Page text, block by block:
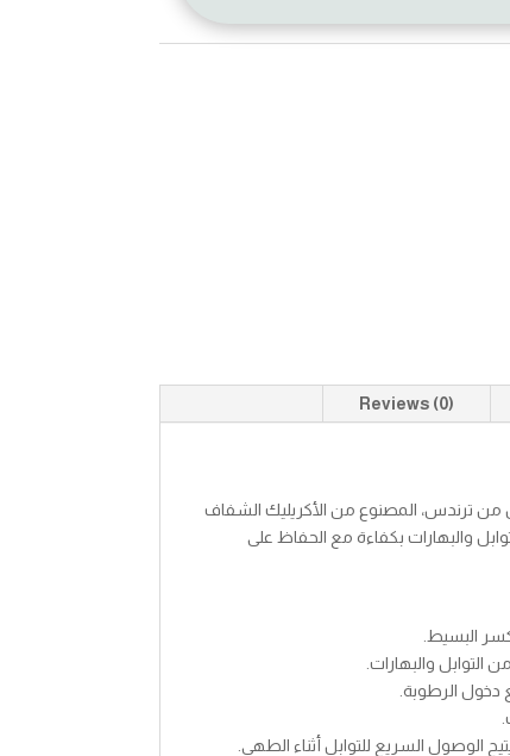
Reviews (0)
ترندس، المصنوع من الأكريليك الشفاف
عبوة، لتخزين التوابل والبهارات بكفاءة مع الحفاظ على
البسيط.
دخول الرطوبة.
الوصول السريع للتوابل أثناء الطهي.